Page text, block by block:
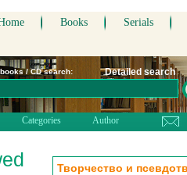
Books Serials
/ CD search: Detailed search
Categories Author
Творчество и